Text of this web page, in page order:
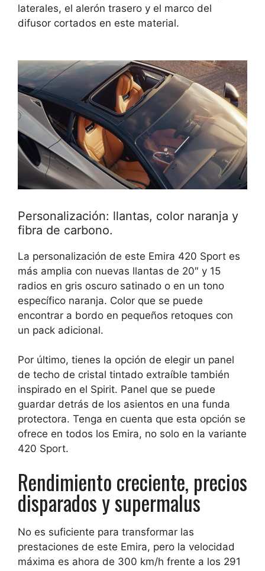
laterales, el alerón trasero y el marco del
difusor cortados en este material.
Personalización: llantas, color naranja y
fibra de carbono.
La personalización de este Emira 420 Sport es
más amplia con nuevas llantas de 20″ y 15
radios en gris oscuro satinado o en un tono
específico naranja. Color que se puede
encontrar a bordo en pequeños retoques con
un pack adicional.
Por último, tienes la opción de elegir un panel
de techo de cristal tintado extraíble también
inspirado en el Spirit. Panel que se puede
guardar detrás de los asientos en una funda
protectora. Tenga en cuenta que esta opción se
ofrece en todos los Emira, no solo en la variante
420 Sport.
Rendimiento creciente, precios
disparados y supermalus
No es suficiente para transformar las
prestaciones de este Emira, pero la velocidad
máxima es ahora de 300 km/h frente a los 291